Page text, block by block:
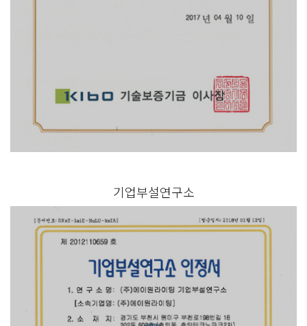
기업부설연구소